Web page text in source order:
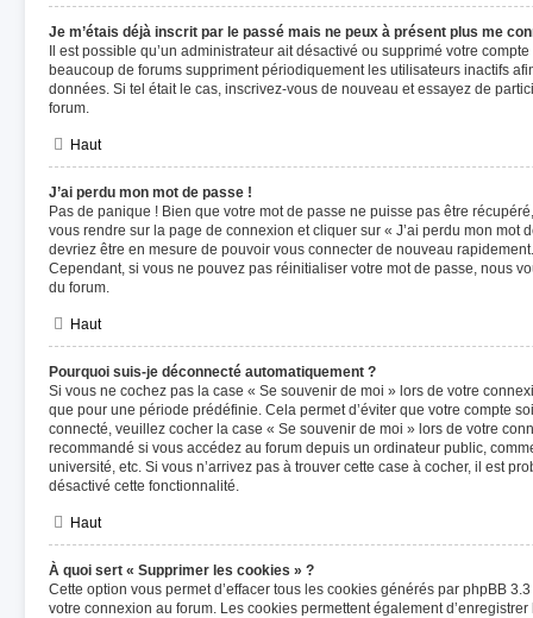
Je m’étais déjà inscrit par le passé mais ne peux à présent plus me
Il est possible qu’un administrateur ait désactivé ou supprimé votre
beaucoup de forums suppriment périodiquement les utilisateurs inactifs
données. Si tel était le cas, inscrivez-vous de nouveau et essayez de
forum.
Haut
J’ai perdu mon mot de passe !
Pas de panique ! Bien que votre mot de passe ne puisse pas être
vous rendre sur la page de connexion et cliquer sur « J’ai perdu mon mot
devriez être en mesure de pouvoir vous connecter de nouveau rapidement.
Cependant, si vous ne pouvez pas réinitialiser votre mot de passe, nous
du forum.
Haut
Pourquoi suis-je déconnecté automatiquement ?
Si vous ne cochez pas la case « Se souvenir de moi » lors de votre
que pour une période prédéfinie. Cela permet d’éviter que votre compte
connecté, veuillez cocher la case « Se souvenir de moi » lors de votre
recommandé si vous accédez au forum depuis un ordinateur public,
université, etc. Si vous n’arrivez pas à trouver cette case à cocher, il est
désactivé cette fonctionnalité.
Haut
À quoi sert « Supprimer les cookies » ?
Cette option vous permet d’effacer tous les cookies générés par phpBB
votre connexion au forum. Les cookies permettent également